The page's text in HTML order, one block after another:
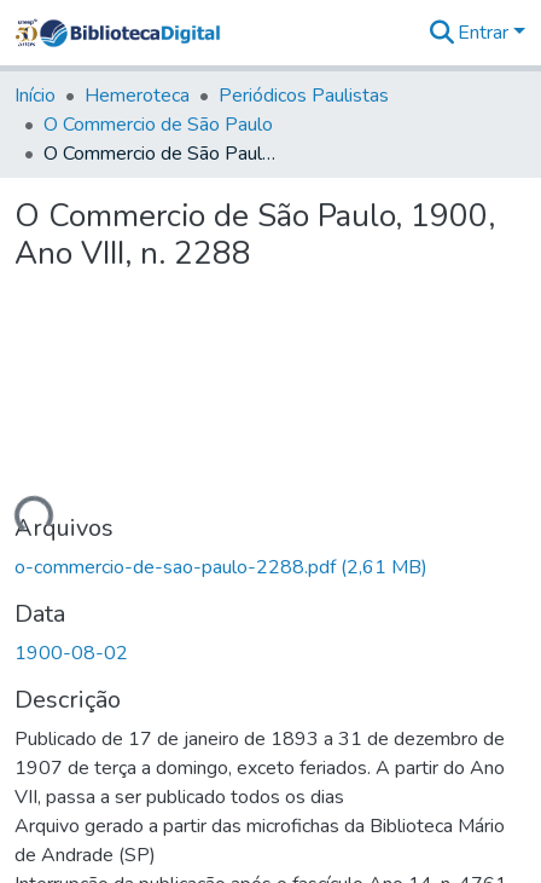
&
Coleções
Tudo na
Biblioteca
Estatísticas
Entrar
Início Hemeroteca
Periódicos Paulistas
O Commercio de São Paulo
O Commercio de São Paulo, 1900, Ano VIII, n. 2288
O Commercio de São Paulo, 1900,
Ano VIII, n. 2288
Arquivos
o-commercio-de-sao-paulo-2288.pdf(2,61 MB)
Data
1900-08-02
Descrição
Publicado de 17 de janeiro de 1893 a 31 de dezembro de
1907 de terça a domingo, exceto feriados. A partir do Ano
VII, passa a ser publicado todos os dias
Arquivo gerado a partir das microfichas da Biblioteca Mário
de Andrade (SP)